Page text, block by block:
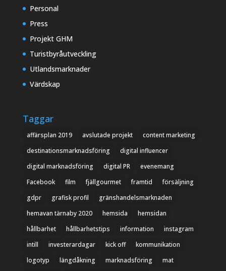
Personal
Press
Projekt GHM
Turistbyråutveckling
Utlandsmarknader
Värdskap
Taggar
affärsplan 2019 avslutade projekt
content marketing
destinationsmarknadsföring
digital influencer
digital marknadsföring
digital PR
evenemang
Facebook
film fjällgourmet framtid
försäljning
gdpr
grafisk profil
gränshandelsmarknaden
hemavan tärnaby 2020
hemsida
hemsidan
hållbarhet
hållbarhetstips information
instagram
intill
investerardagar kick off
kommunikation
logotyp
längdåkning marknadsföring mat